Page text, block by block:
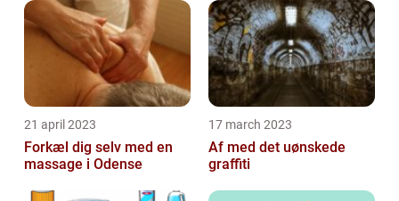
21 april 2023
Forkæl dig selv med en
massage i Odense
17 march 2023
Af med det uønskede
graffiti